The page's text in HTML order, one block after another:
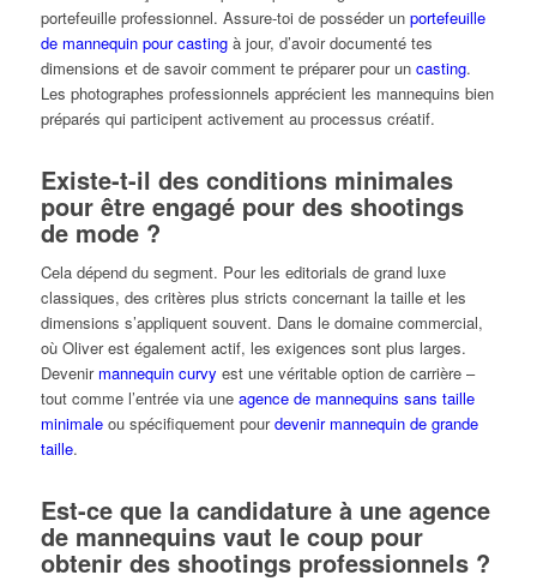
portefeuille professionnel. Assure-toi de posséder un portefeuille
de mannequin pour castingà jour, d’avoir documenté tes
dimensions et de savoir comment te préparer pour un casting.
Les photographes professionnels apprécient les mannequins bien
préparés qui participent activement au processus créatif.
Existe-t-il des conditions minimales
pour être engagé pour des shootings
de mode ?
Cela dépend du segment. Pour les editorials de grand luxe
classiques, des critères plus stricts concernant la taille et les
dimensions s’appliquent souvent. Dans le domaine commercial,
où Oliver est également actif, les exigences sont plus larges.
Devenir mannequin curvy est une véritable option de carrière –
tout comme l’entrée via une agence de mannequins sans taille
minimaleou spécifiquement pourdevenir mannequin de grande
taille.
Est-ce que la candidature à une agence
de mannequins vaut le coup pour
obtenir des shootings professionnels ?